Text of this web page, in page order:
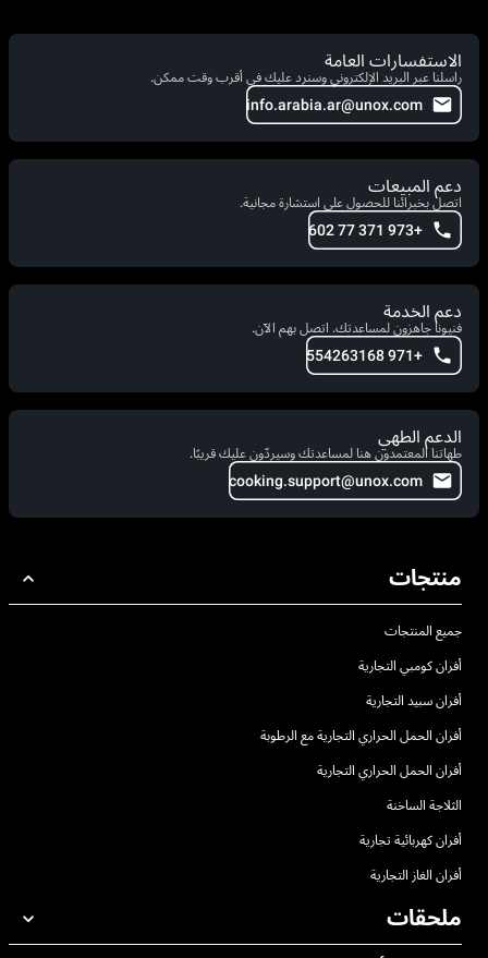
الاستفسارات العامة
راسلنا عبر البريد الإلكتروني وسنرد عليك في أقرب وقت ممكن.
info.arabia.ar@unox.com
دعم المبيعات
اتصل بخبرائنا للحصول على استشارة مجانية.
+973 371 77 602
دعم الخدمة
فنيونا جاهزون لمساعدتك. اتصل بهم الآن.
+971 554263168
الدعم الطهي
طهاتنا المعتمدون هنا لمساعدتك وسيردّون عليك قريبًا.
cooking.support@unox.com
منتجات
جميع المنتجات
أفران كومبي التجارية
أفران سبيد التجارية
أفران الحمل الحراري التجارية مع الرطوبة
أفران الحمل الحراري التجارية
الثلاجة الساخنة
أفران كهربائية تجارية
أفران الغاز التجارية
ملحقات